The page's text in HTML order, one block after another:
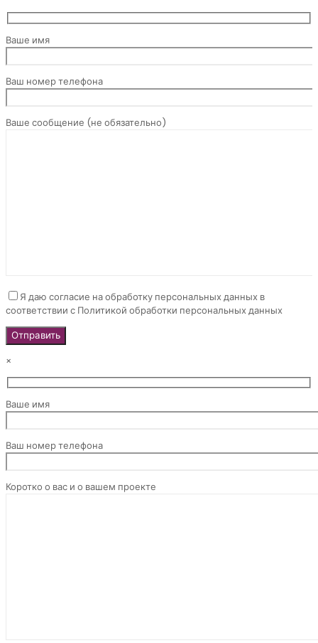
Ваше имя
Ваш номер телефона
Ваше сообщение (не обязательно)
Я даю согласие на обработку персональных данных в
соответствии с Политикой обработки персональных данных
×
Ваше имя
Ваш номер телефона
Коротко о вас и о вашем проекте